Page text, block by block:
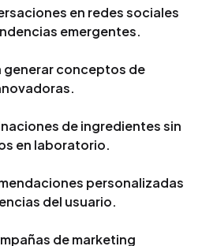
en redes sociales
emergentes.
generar conceptos de
de ingredientes sin
en laboratorio.
personalizadas
del usuario.
de marketing